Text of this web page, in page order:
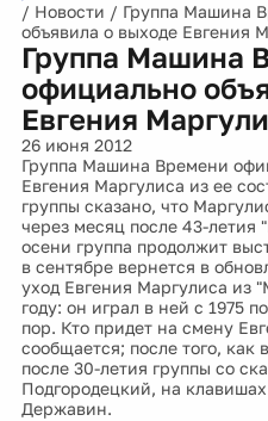
/ Новости / Группа Машина
объявила о выходе Евгения
Группа Машина
официально
Евгения
26 июня 2012
Группа Машина Времени
Евгения Маргулиса из ее
группы сказано, что
через месяц после 43-
осени группа продолжит
в сентябре вернется в
уход Евгения Маргулиса из
году: он играл в ней с 1975
пор. Кто придет на смену
сообщается; после того,
после 30-летия группы со
Подгородецкий, на
Державин.